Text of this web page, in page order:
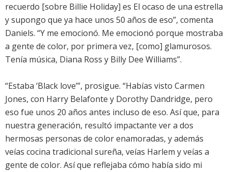
recuerdo [sobre Billie Holiday] es El ocaso de una estrella
y supongo que ya hace unos 50 años de eso”, comenta
Daniels. “Y me emocionó. Me emocionó porque mostraba
a gente de color, por primera vez, [como] glamurosos.
Tenía música, Diana Ross y Billy Dee Williams”.
“Estaba ‘Black love’”, prosigue. “Habías visto Carmen
Jones, con Harry Belafonte y Dorothy Dandridge, pero
eso fue unos 20 años antes incluso de eso. Así que, para
nuestra generación, resultó impactante ver a dos
hermosas personas de color enamoradas, y además
veías cocina tradicional sureña, veías Harlem y veías a
gente de color. Así que reflejaba cómo había sido mi